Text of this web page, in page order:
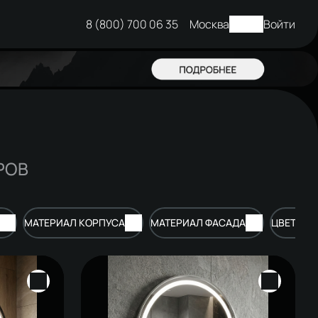
8 (800) 700 06 35 Москва Войти
МАТЕРИАЛ КОРПУСА МАТЕРИАЛ ФАСАДА ЦВЕТ